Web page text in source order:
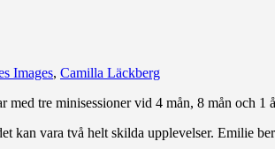
Images, Camilla Läckberg
tre minisessioner vid 4 mån, 8 mån och 1
vara två helt skilda upplevelser. Emilie